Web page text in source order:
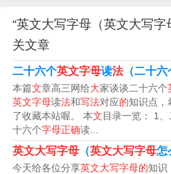
L、M、N、O、P、Q、R、S、
26个英文字母小写是：a、b、
k、l、m、n、o、p、q、r、s、t
“英文大写字母（英文大写字
关文章
二十六个英文字母读法（二十六
本篇文章高三网给大家谈谈二十六个
英文字母读法和写法对应的知识点，
了收藏本站喔。 本文目录一览： 1
十六个字母正确读...
英文大写字母 （英文大写字母怎
今天给各位分享英文大写字母的知识